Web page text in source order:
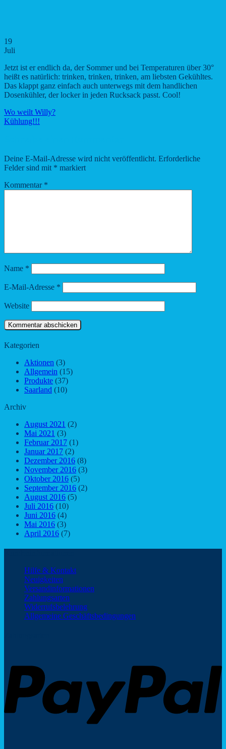
19
Juli
Jetzt ist er endlich da, der Sommer und bei Temperaturen über 30°
heißt es natürlich: trinken, trinken, trinken, am liebsten Gekühltes.
Das klappt ganz einfach auch unterwegs mit dem handlichen
Dosenkühler, der locker in jeden Rucksack passt. Cool!
Wo weilt Willy?
Kühlung!!!
Deine E-Mail-Adresse wird nicht veröffentlicht. Erforderliche
Felder sind mit * markiert
Kommentar *
Name *
E-Mail-Adresse *
Website
Kategorien
Aktionen (3)
Allgemein (15)
Produkte (37)
Saarland (10)
Archiv
August 2021 (2)
Mai 2021 (3)
Februar 2017 (1)
Januar 2017 (2)
Dezember 2016 (8)
November 2016 (3)
Oktober 2016 (5)
September 2016 (2)
August 2016 (5)
Juli 2016 (10)
Juni 2016 (4)
Mai 2016 (3)
April 2016 (7)
Hilfe & Kontakt
Neuigkeiten
Versandinformationen
Zahlungsarten
Widerrufsbelehrung
Allgemeine Geschäftsbedingungen